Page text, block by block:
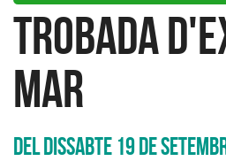
Trobada
Mar
Del Dissabte 19 de